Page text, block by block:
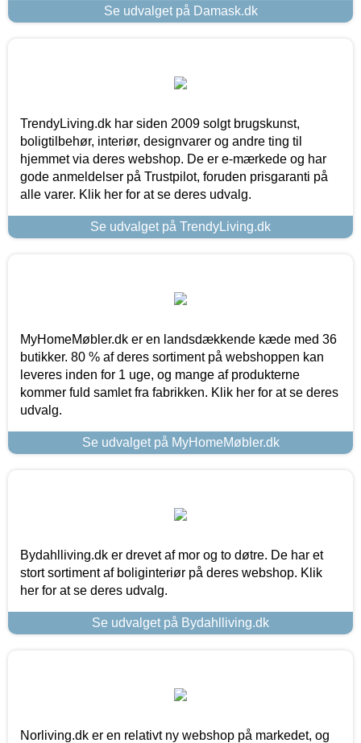
Se udvalget på Damask.dk
TrendyLiving.dk har siden 2009 solgt brugskunst,
boligtilbehør, interiør, designvarer og andre ting til
hjemmet via deres webshop. De er e-mærkede og har
gode anmeldelser på Trustpilot, foruden prisgaranti på
alle varer. Klik her for at se deres udvalg.
Se udvalget på TrendyLiving.dk
MyHomeMøbler.dk er en landsdækkende kæde med 36
butikker. 80 % af deres sortiment på webshoppen kan
leveres inden for 1 uge, og mange af produkterne
kommer fuld samlet fra fabrikken. Klik her for at se deres
udvalg.
Se udvalget på MyHomeMøbler.dk
Bydahlliving.dk er drevet af mor og to døtre. De har et
stort sortiment af boliginteriør på deres webshop. Klik
her for at se deres udvalg.
Se udvalget på Bydahlliving.dk
Norliving.dk er en relativt ny webshop på markedet, og